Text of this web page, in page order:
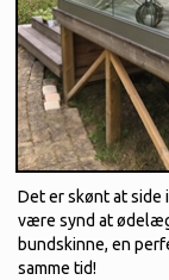
Det er skønt at side
være synd at
bundskinne, en
samme tid!